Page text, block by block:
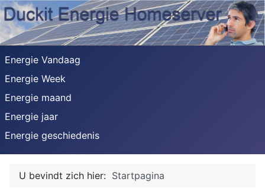
Energie Vandaag
Energie Week
Energie maand
Energie jaar
Energie geschiedenis
U bevindt zich hier: Startpagina